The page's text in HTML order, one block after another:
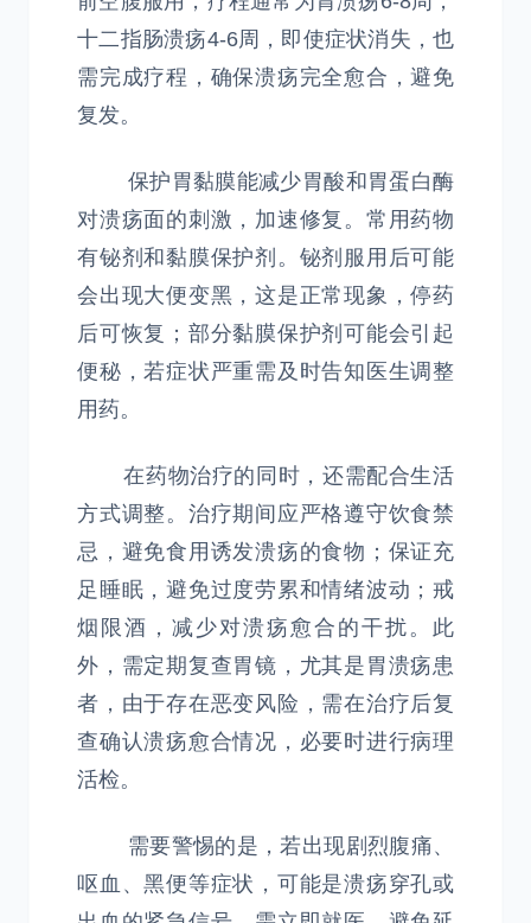
十二指肠溃疡4-6周，即使症状消失，也
需完成疗程，确保溃疡完全愈合，避免
复发。
保护胃黏膜能减少胃酸和胃蛋白酶
对溃疡面的刺激，加速修复。常用药物
有铋剂和黏膜保护剂。铋剂服用后可能
会出现大便变黑，这是正常现象，停药
后可恢复；部分黏膜保护剂可能会引起
便秘，若症状严重需及时告知医生调整
用药。
在药物治疗的同时，还需配合生活
方式调整。治疗期间应严格遵守饮食禁
忌，避免食用诱发溃疡的食物；保证充
足睡眠，避免过度劳累和情绪波动；戒
烟限酒，减少对溃疡愈合的干扰。此
外，需定期复查胃镜，尤其是胃溃疡患
者，由于存在恶变风险，需在治疗后复
查确认溃疡愈合情况，必要时进行病理
活检。
需要警惕的是，若出现剧烈腹痛、
呕血、黑便等症状，可能是溃疡穿孔或